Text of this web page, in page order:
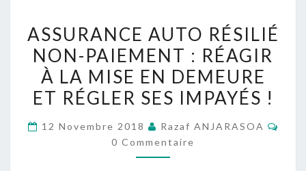
AUTO
RÉSILIÉ
NON-
PAIEMENT :
À
LA
ASSURANCE AUTO RÉSILIÉ
NON-PAIEMENT : RÉAGIR
À LA MISE EN DEMEURE
ET RÉGLER SES IMPAYÉS !
12 Novembre 2018 Razaf ANJARASOA
0 Commentaire